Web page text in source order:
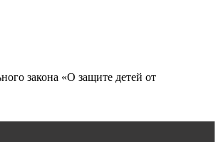
закона «О защите детей от